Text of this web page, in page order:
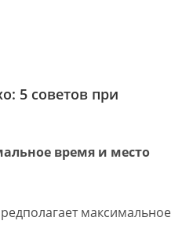
5 советов при
время и место
максимальное